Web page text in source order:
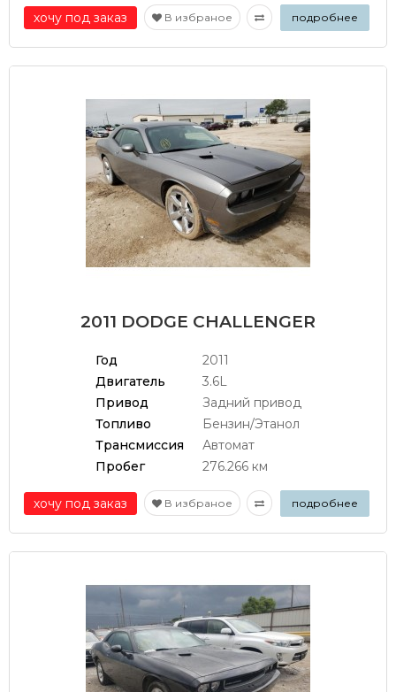
хочу под заказ В избраное подробнее
2011 DODGE CHALLENGER
Год
2011
Двигатель
3.6L
Привод
Задний привод
Топливо
Бензин/Этанол
Трансмиссия
Автомат
Пробег
276.266 км
хочу под заказ В избраное подробнее